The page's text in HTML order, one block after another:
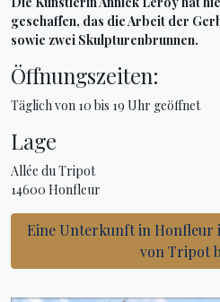
geschaffen, das die Arbeit der
sowie zwei Skulpturenbrunnen.
Öffnungszeiten:
Täglich von 10 bis 19 Uhr geöffnet
Lage
Allée du Tripot
14600 Honfleur
Eine Unterkunft in Honfleur
von Tripot